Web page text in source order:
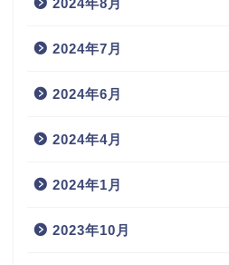
2024年8月
2024年7月
2024年6月
2024年4月
2024年1月
2023年10月